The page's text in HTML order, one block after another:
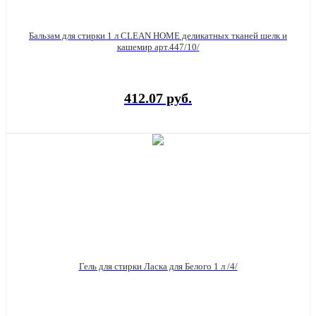
Бальзам для стирки 1 л CLEAN HOME деликатных тканей шелк и
кашемир арт.447/10/
412.07 руб.
Гель для стирки Ласка для Белого 1 л /4/